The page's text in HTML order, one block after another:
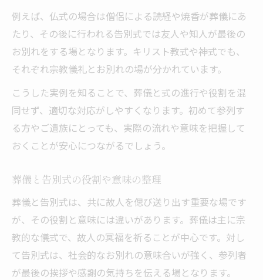
葬儀式・告別式の役割を理解しよう
葬儀と告別式の社会的意義と流れ
葬儀 式と告別式の違いを実務目線で整理
葬儀で失礼のない挨拶や返事のコツ
葬儀 式で使うべき丁寧な言葉選び
葬儀で「大変でしたね」への返答例
葬儀の場で心を伝える配慮ある対応法
通夜や葬儀と式の進行例を紹介
通夜・葬儀・式の進行例と違いの要点
葬儀 式の一般的な進行モデル解説
通夜・葬儀・告別式の流れの違い理解
例えば、仏式の場合は僧侶による読経や焼香が葬儀にあ
たり、その後に行われる告別式では友人や知人が最後の
お別れをする場となります。キリスト教式や神式でも、
それぞれ宗教儀礼とお別れの場が分かれています。
こうした実例を知ることで、葬儀と式の進行や役割を混
同せず、適切な対応がしやすくなります。初めて参列す
る方やご遺族にとっても、実際の流れや意味を把握して
おくことが安心につながるでしょう。
葬儀と告別式の役割や意味の整理
葬儀と告別式は、共に故人を偲び送り出す重要な場です
が、その役割と意味には違いがあります。葬儀は主に宗
教的な儀式で、故人の冥福を祈ることが中心です。対し
て告別式は、社会的なお別れの意味合いが強く、参列者
が最後の挨拶や感謝の気持ちを伝える場となります。